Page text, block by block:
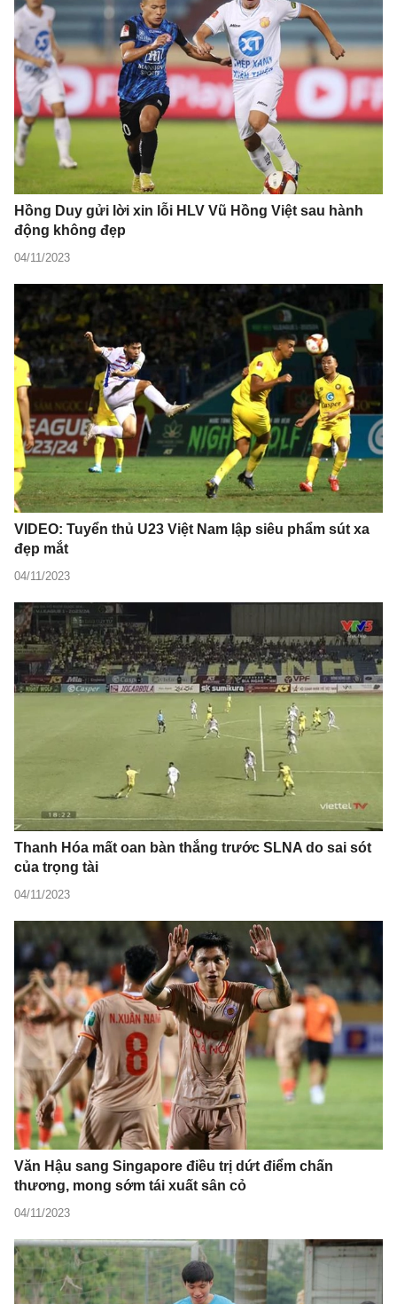
Hồng Duy gửi lời xin lỗi HLV Vũ Hồng Việt sau hành
động không đẹp
04/11/2023
VIDEO: Tuyển thủ U23 Việt Nam lập siêu phẩm sút xa
đẹp mắt
04/11/2023
Thanh Hóa mất oan bàn thắng trước SLNA do sai sót
của trọng tài
04/11/2023
Văn Hậu sang Singapore điều trị dứt điểm chấn
thương, mong sớm tái xuất sân cỏ
04/11/2023